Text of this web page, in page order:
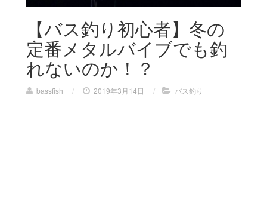
【バス釣り初心者】冬の
定番メタルバイブでも釣
れないのか！？
bassfish / 2019年3月14日 / バス釣り